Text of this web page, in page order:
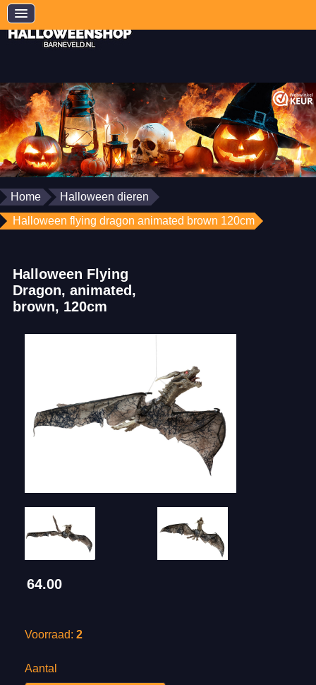
Home
Halloween dieren
Halloween flying dragon animated brown 120cm
Halloween Flying
Dragon, animated,
brown, 120cm
64.00
Voorraad: 2
Aantal